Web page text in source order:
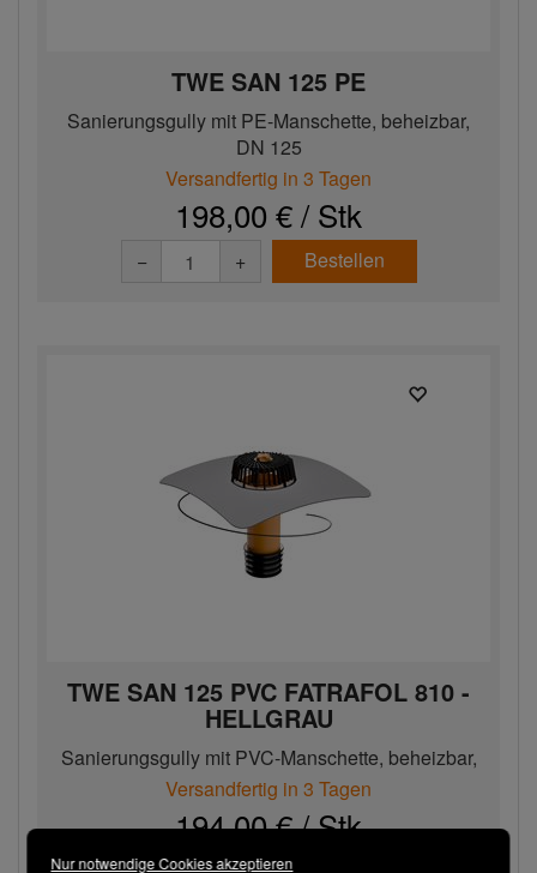
Nur notwendige Cookies akzeptieren
TWE SAN 125 PE
Sanierungsgully mit PE-Manschette, beheizbar,
DN 125
Versandfertig in 3 Tagen
198,00 € / Stk
− + Bestellen
TWE SAN 125 PVC FATRAFOL 810 -
HELLGRAU
Sanierungsgully mit PVC-Manschette, beheizbar,
DN 125
Versandfertig in 3 Tagen
194,00 € / Stk